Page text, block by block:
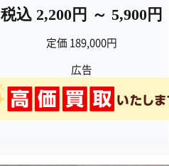
税込 2,200円 ～ 5,900円
定価 189,000円
広告